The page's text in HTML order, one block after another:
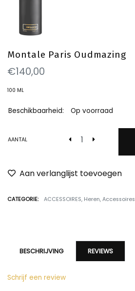
Montale Paris Oudmazing
€140,00
100 ML
Beschikbaarheid: Op voorraad
AANTAL
Aan verlanglijst toevoegen
CATEGORIE: ACCESSOIRES, Heren, Accessoires
BESCHRIJVING REVIEWS
Schrijf een review